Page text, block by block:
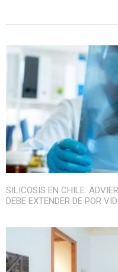
SILICOSIS EN CHILE:
DEBE EXTENDER DE POR